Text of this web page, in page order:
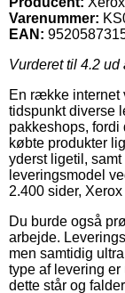
Varenummer:
EAN:
Vurderet til 4.2 ud
En række internet
tidspunkt diverse
pakkeshops, fordi
købte produkter
yderst ligetil,
leveringsmodel
2.400 sider,
Du burde også
arbejde.
men samtidig
type af levering
dette står og